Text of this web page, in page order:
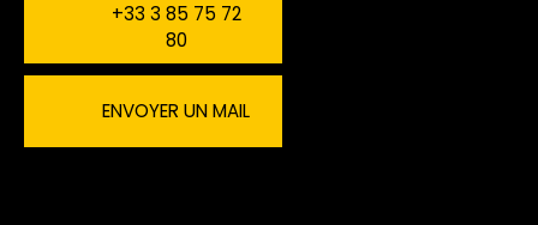
+33 3 85 75 72
80
ENVOYER UN MAIL